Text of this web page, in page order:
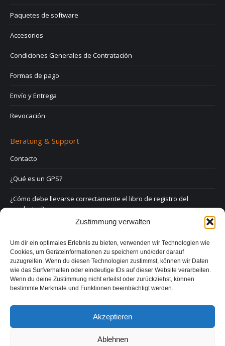
Zustimmung verwalten
Um dir ein optimales Erlebnis zu bieten, verwenden wir Technologien wie
Cookies, um Geräteinformationen zu speichern und/oder darauf
zuzugreifen. Wenn du diesen Technologien zustimmst, können wir Daten
wie das Surfverhalten oder eindeutige IDs auf dieser Website verarbeiten.
Wenn du deine Zustimmung nicht erteilst oder zurückziehst, können
bestimmte Merkmale und Funktionen beeinträchtigt werden.
Akzeptieren
Ablehnen
Paquetes de software
Accesorios
Condiciones Generales de Contratación
Formas de pago
Envío y Entrega
Revocación
Beratung & Support
Contacto
¿Qué es un GPS?
¿Cómo debe llevarse correctamente el libro de registro del
conductor?
Preguntas frecuentes
Formulario de contacto
Aviso legal
Política de privacidad